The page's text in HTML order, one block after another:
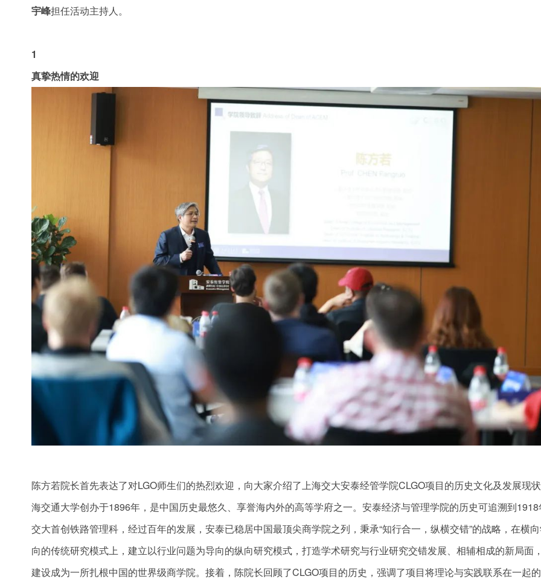
宇峰担任活动主持人。
1
真挚热情的欢迎
陈方若院长首先表达了对LGO师生们的热烈欢迎，向大家介绍了上海交大安泰经管学院CLGO项目的历史文化及发展现
海交通大学创办于1896年，是中国历史最悠久、享誉海内外的高等学府之一。安泰经济与管理学院的历史可追溯到
交大首创铁路管理科，经过百年的发展，安泰已稳居中国最顶尖商学院之列，秉承“知行合一，纵横交错”的战略，在横
向的传统研究模式上，建立以行业问题为导向的纵向研究模式，打造学术研究与行业研究交错发展、相辅相成的新局面
建设成为一所扎根中国的世界级商学院。接着，陈院长回顾了CLGO项目的历史，强调了项目将理论与实践联系在一起